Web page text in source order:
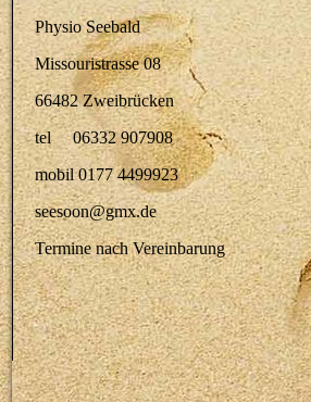
Physio Seebald
Missouristrasse 08
66482 Zweibrücken
tel 06332 907908
mobil 0177 4499923
seesoon@gmx.de
Termine nach Vereinbarung